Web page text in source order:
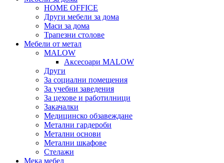
HOME OFFICE
Други мебели за дома
Маси за дома
Трапезни столове
Мебели от метал
MALOW
Аксесоари MALOW
Други
За социални помещения
За учебни заведения
За цехове и работилници
Закачалки
Медицинско обзавеждане
Метални гардероби
Метални основи
Метални шкафове
Стелажи
Мека мебел